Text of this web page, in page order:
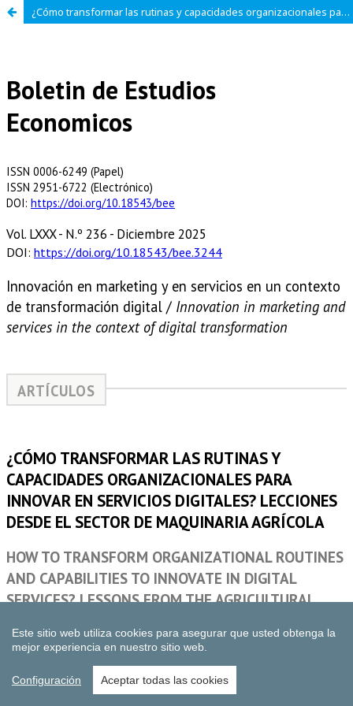
¿Cómo transformar las rutinas y capacidades organizacionales para innovar en servicios digitales? Lecciones desde el sector de maquinaria agrícola
Este sitio web utiliza cookies para asegurar que usted obtenga la
mejor experiencia en nuestro sitio web.
Configuración Aceptar todas las cookies